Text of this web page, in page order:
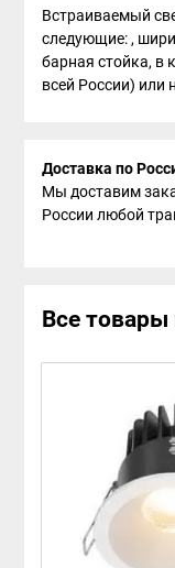
Встраиваемый
следующие: ,
барная стойка, в
всей России) или
Доставка по
Мы доставим
России любой
Все товары